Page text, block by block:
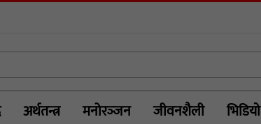
अर्थतन्त्र मनोरञ्‍जन जीवनशैली भिडियाे